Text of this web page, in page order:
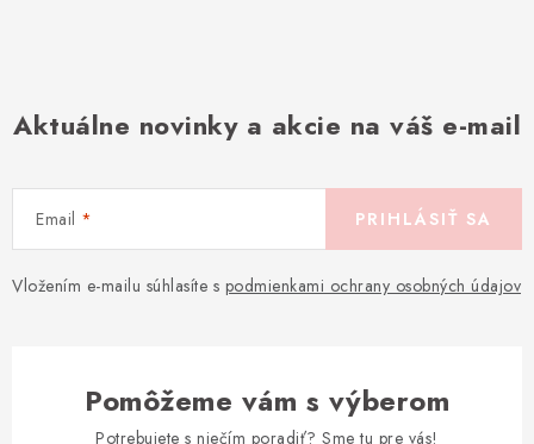
Aktuálne novinky a akcie na váš e-mail
Email
Vložením e-mailu súhlasíte s podmienkami ochrany osobných údajov
PRIHLÁSIŤ SA
Pomôžeme vám s výberom
Potrebujete s niečím poradiť? Sme tu pre vás!